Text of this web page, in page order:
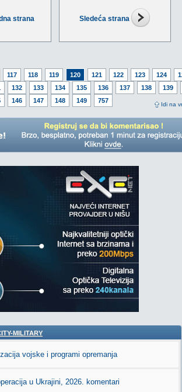
strana Sledeća strana
117 118 119 120 121 122 123 124
132 133 134 135 136 137 138
139
146 147 148 149 757
Idi na
MILITARY
vojske i programi opremanja
u Ukrajini, 2026. komentari